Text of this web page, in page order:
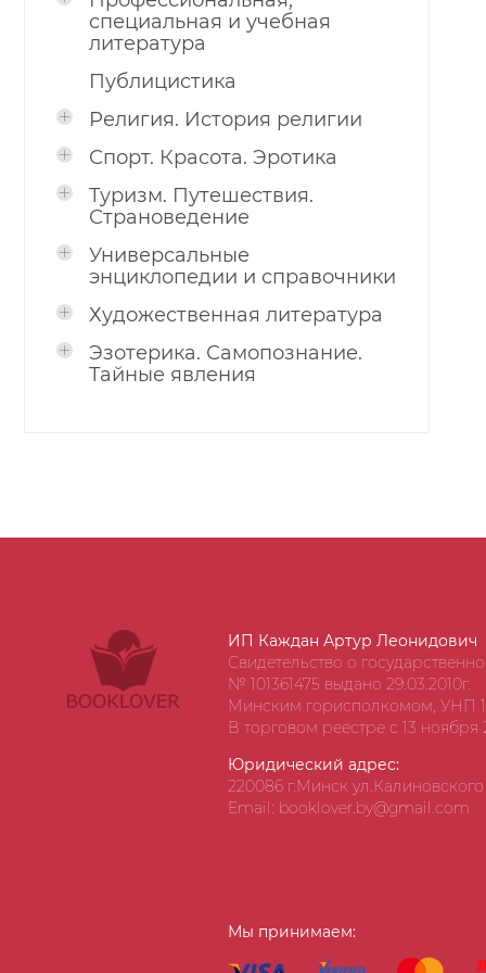
специальная и учебная
литература
Публицистика
Религия. История религии
Спорт. Красота. Эротика
Туризм. Путешествия.
Страноведение
Универсальные
энциклопедии и справочники
Художественная литература
Эзотерика. Самопознание.
Тайные явления
ИП Каждан Артур Леонидович
Свидетельство о
№ 101361475 выдано 29.03.2010г.
Минским горисполкомом, УНП
В торговом реестре с 13 ноября
Юридический адрес:
220086 г.Минск ул.Калиновского
Email: booklover.by@gmail.com
Мы принимаем: